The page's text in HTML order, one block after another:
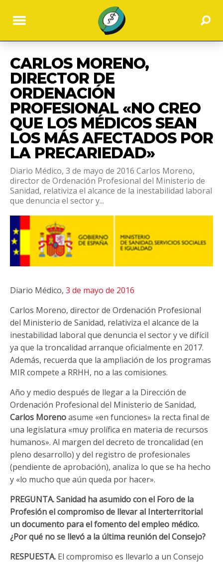
CARLOS MORENO,
DIRECTOR DE
ORDENACIÓN
PROFESIONAL «NO CREO
QUE LOS MÉDICOS SEAN
LOS MÁS AFECTADOS POR
LA PRECARIEDAD»
Diario Médico, 3 de mayo de 2016 Carlos Moreno,
director de Ordenación Profesional del Ministerio de
Sanidad, relativiza el alcance de la inestabilidad laboral
que denuncia el sector y...
Diario Médico, 3 de mayo de 2016
Carlos Moreno, director de Ordenación Profesional
del Ministerio de Sanidad, relativiza el alcance de la
inestabilidad laboral que denuncia el sector y ve difícil
ya que la troncalidad arranque oficialmente en 2017.
Además, recuerda que la ampliación de los programas
MIR compete a RRHH, no a las comisiones.
Año y medio después de llegar a la Dirección de
Ordenación Profesional del Ministerio de Sanidad,
Carlos Morenoasume «en funciones» la recta final de
una legislatura «muy prolífica en materia de recursos
humanos». Al margen del decreto de troncalidad (en
pleno desarrollo) y del registro de profesionales
(pendiente de aprobación), analiza lo que se ha hecho
y «lo mucho que aún queda por hacer».
PREGUNTA. Sanidad ha asumido con el Foro de la
Profesión el compromiso de llevar al Interterritorial
un documento para el fomento del empleo médico.
¿Por qué no se llevó a la última reunión del Consejo?
RESPUESTA. El compromiso es llevarlo a un Consejo